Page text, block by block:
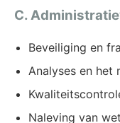
C.
Beveiliging en
Analyses en het
Naleving van